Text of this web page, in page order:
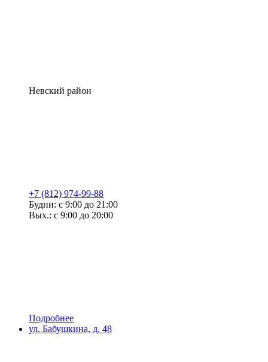
Невский район
+7 (812) 974-99-88
Будни: с 9:00 до 21:00
Вых.: с 9:00 до 20:00
Подробнее
ул. Бабушкина, д. 48